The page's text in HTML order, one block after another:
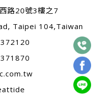
路20號3樓之7
Taipei 104,Taiwan